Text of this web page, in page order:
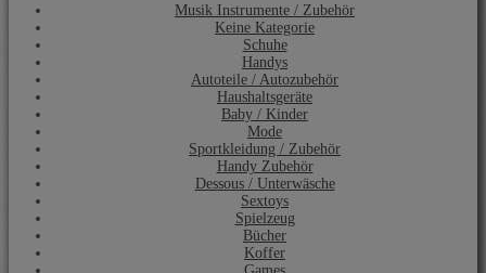
Musik Instrumente / Zubehör
Keine Kategorie
Schuhe
Handys
Autoteile / Autozubehör
Haushaltsgeräte
Baby / Kinder
Mode
Sportkleidung / Zubehör
Handy Zubehör
Dessous / Unterwäsche
Sextoys
Spielzeug
Bücher
Koffer